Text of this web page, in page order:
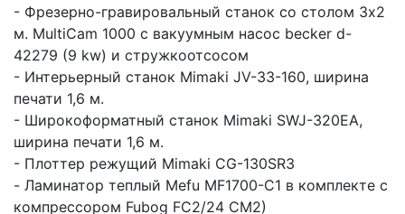
- Фрезерно-гравировальный станок со столом 3х2
м. MultiCam 1000 с вакуумным насос becker d-
42279 (9 kw) и стружкоотсосом
- Интерьерный станок Mimaki JV-33-160, ширина
печати 1,6 м.
- Широкоформатный станок Mimaki SWJ-320EA,
ширина печати 1,6 м.
- Плоттер режущий Mimaki CG-130SR3
- Ламинатор теплый Mefu MF1700-C1 в комплекте с
компрессором Fubog FC2/24 CM2)